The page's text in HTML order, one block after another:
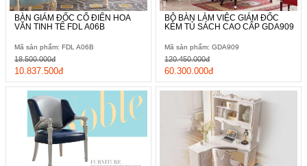
BÀN GIÁM ĐỐC CỔ ĐIỂN HOA
VĂN TINH TẾ FDL A06B
Mã sản phẩm: FDL A06B
10.837.500đ
18.500.000đ
BỘ BÀN LÀM VIỆC GIÁM ĐỐC
KÈM TỦ SÁCH CAO CẤP GDA909
Mã sản phẩm: GDA909
60.300.000đ
120.450.000đ